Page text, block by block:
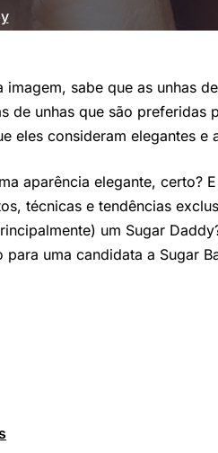
sabe que as unhas
de unhas que são preferidas
eles consideram elegantes e
aparência elegante, certo?
técnicas e tendências
um Sugar
uma candidata a Sugar